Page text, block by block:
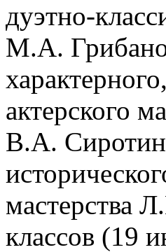
дуэтно-
М.А.
актерского
В.А.
мастерства
классов (19